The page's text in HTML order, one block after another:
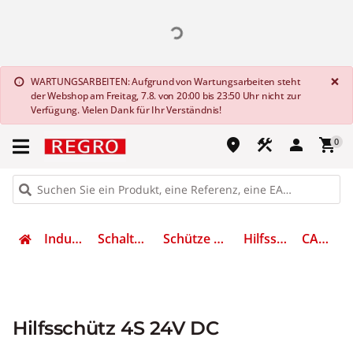
info WARTUNGSARBEITEN: Aufgrund von Wartungsarbeiten steht
der Webshop am Freitag, 7.8. von 20:00 bis 23:50 Uhr nicht zur
Verfügung. Vielen Dank für Ihr Verständnis!
×
place construction person shopping_cart0
Industrietechnik Schalten & Schützen Schütze und Motorschutz Hilfsschütz, Relais CA3KN403BD
Hilfsschütz 4S 24V DC